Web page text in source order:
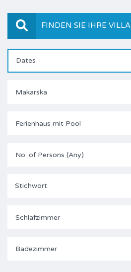
FINDEN SIE IHRE VILLA
Makarska
Ferienhaus mit Pool
No. of Persons (Any)
Schlafzimmer
Badezimmer